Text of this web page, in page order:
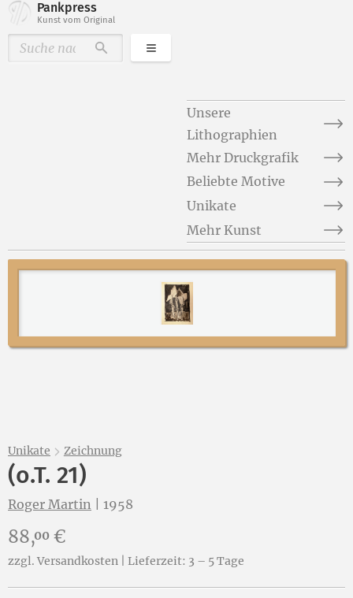
Pankpress
Kunst vom Original
DurchsuchenKategorien
Unsere
Lithographien
Mehr Druckgrafik
Beliebte Motive
Unikate
Mehr Kunst
Unikate Zeichnung
(o.T. 21)
Roger Martin 1958
Preis:
88,00 €
zzgl. Versandkosten | Lieferzeit: 3 – 5 Tage